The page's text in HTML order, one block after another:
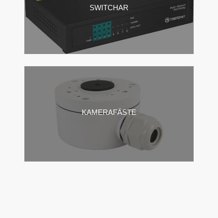
SWITCHAR
KAMERAFÄSTE